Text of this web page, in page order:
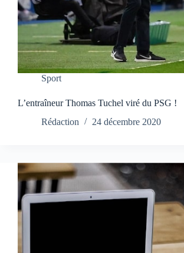
Sport
L’entraîneur Thomas Tuchel viré du PSG !
Rédaction
24 décembre 2020